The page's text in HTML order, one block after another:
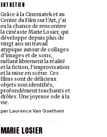
ENTRETIEN
parLaurence Van Goethem
Grâce à laCinemateket au
Centre du Film sur l’Art, j’ai
eu la chance de rencontrer
la cinéaste Marie Losier, qui
développe depuis plus de
vingt ans un travail
atypique autour de collages
d’images et de sons,
mêlant librement la réalité
et la fiction, l’improvisation
et la mise en scène. Ces
films sont de délicieux
objets non identifiés,
profondément touchants et
drôles. Une joyeuse ode à la
vie.
MARIE LOSIER